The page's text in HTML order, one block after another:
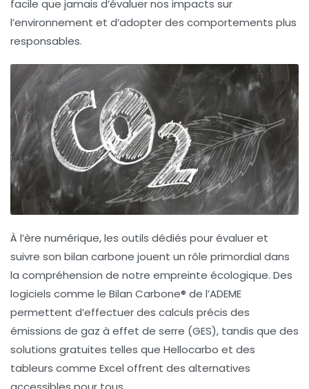
facile que jamais d’évaluer nos impacts sur
l’environnement et d’adopter des comportements plus
responsables.
À l’ère numérique,les outils dédiés pour évaluer et
suivre son bilan carbone jouent un rôle primordial dans
la compréhension de notre empreinte écologique. Des
logiciels comme le Bilan Carbone® de l’ADEME
permettent d’effectuer des calculs précis des
émissions de gaz à effet de serre (GES), tandis que des
solutions gratuites telles que Hellocarbo et des
tableurs comme Excel offrent des alternatives